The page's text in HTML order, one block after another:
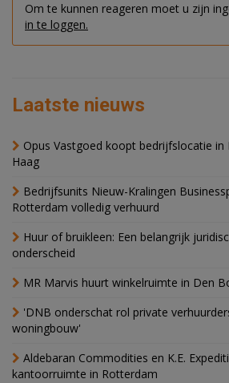
Om te kunnen reageren moet u zijn
in te loggen.
Laatste nieuws
Opus Vastgoed koopt bedrijfslocatie in
Haag
Bedrijfsunits Nieuw-Kralingen
Rotterdam volledig verhuurd
Huur of bruikleen: Een belangrijk
onderscheid
MR Marvis huurt winkelruimte in Den
'DNB onderschat rol private
woningbouw'
Aldebaran Commodities en K.E.
kantoorruimte in Rotterdam